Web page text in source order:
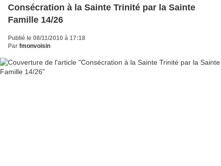
Consécration à la Sainte Trinité par la Sainte
Famille 14/26
Publié le 08/11/2010 à 17:18
Par fmonvoisin